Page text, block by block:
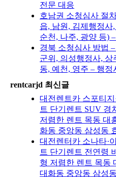
전문 대응
호남권 소청심사 절
읍, 남원, 김제행정사
순천, 나주, 광양 등)
경북 소청심사 방법
군위, 의성행정사, 상
동, 예천, 영주 – 행정
rentcarjd 최신글
대전렌트카 스포티지
트 단기렌트 SUV 경
저렴한 렌트 목동 대
화동 중앙동 삼성동
대전렌터카 소나타·
트 단기렌트 전연령
형 저렴한 렌트 목동
대화동 중앙동 삼성